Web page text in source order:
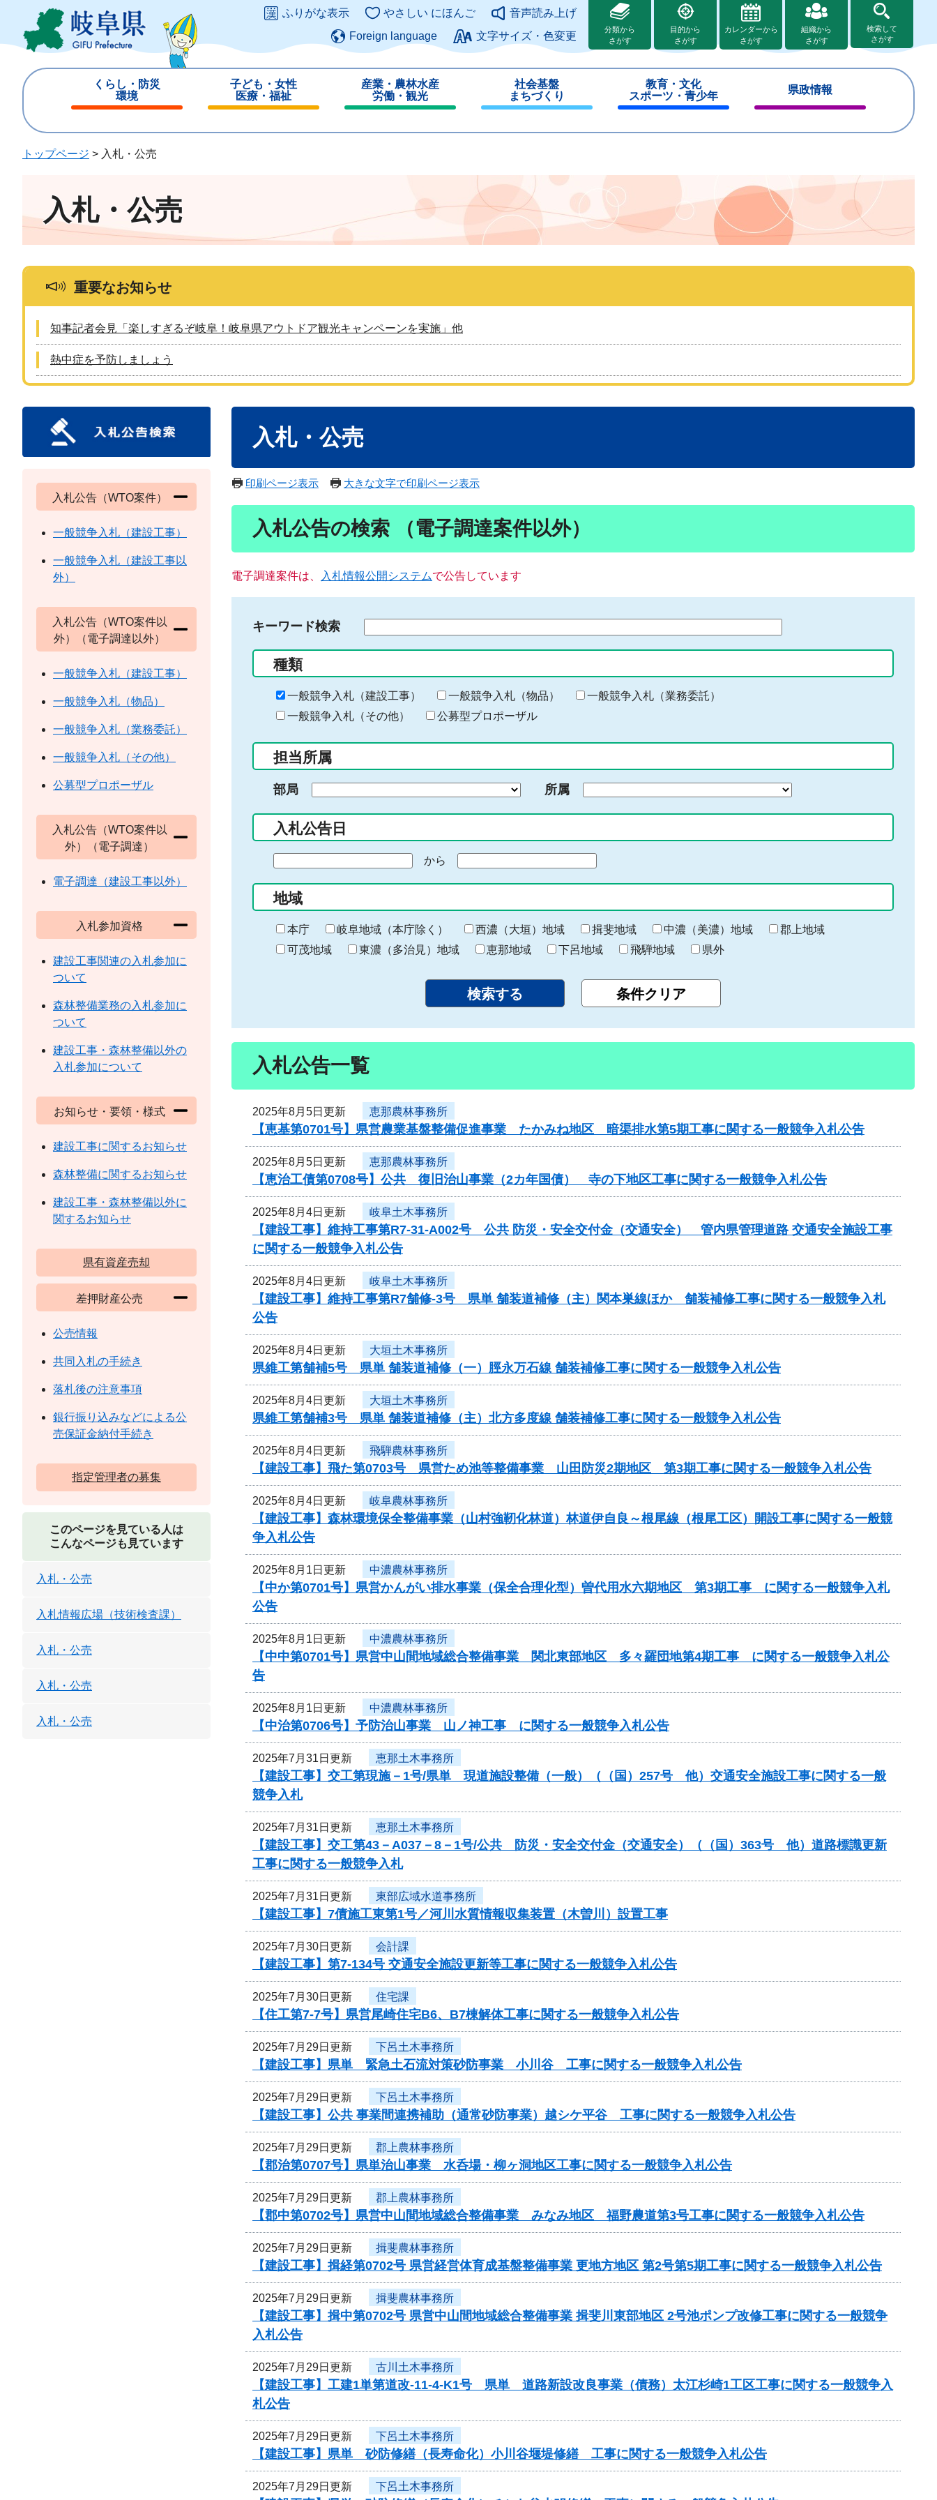
ジ
ュ
このページの本文へ
ふりがな表示 やさしい にほんご
音声読み上げ
Foreign language
文字サイズ・色変更
分類から
さがす
目的から
さがす
カレンダーから
さがす
組織から
さがす
検索して
さがす
くらし・防災
環境
じ
子ども・女性
医療・福祉
じ
産業・農林水産
労働・観光
じ
社会基盤
まちづくり
じ
教育・文化
スポーツ・青少年
じ
県政情報
じ
トップページ > 入札・公売
入札・公売
重要なお知らせ
知事記者会見「楽しすぎるぞ岐阜！岐阜県アウトドア観光キャンペーンを実施」他
熱中症を予防しましょう
入札・公売
印刷ページ表示 大きな文字で印刷ページ表示
入札公告の検索 （電子調達案件以外）
電子調達案件は、 入札情報公開システムで公告しています
キーワード検索
る
キ
ー
ー
入
力
種類
一般競争入札（建設工事） 一般競争入札（物品）
一般競争入札（業務委託）
一般競争入札（その他）
公募型プロポーザル
担当所属
部局 所属
入札公告日
の
始
ま
り
から
終
わ
り
地域
本庁 岐阜地域（本庁除く） 西濃（大垣）地域 揖斐地域 中濃（美濃）地域
郡上地域
可茂地域
東濃（多治見）地域 恵那地域 下呂地域 飛騨地域 県外
入札公告一覧
2025年8月5日更新 恵那農林事務所
【恵基第0701号】県営農業基盤整備促進事業 たかみね地区 暗渠排水第5期工事に関する一般競争入札公告
2025年8月5日更新 恵那農林事務所
【恵治工債第0708号】公共 復旧治山事業（2カ年国債） 寺の下地区工事に関する一般競争入札公告
2025年8月4日更新 岐阜土木事務所
【建設工事】維持工事第R7-31-A002号 公共 防災・安全交付金（交通安全） 管内県管理道路 交通安全施設工事
に関する一般競争入札公告
2025年8月4日更新 岐阜土木事務所
【建設工事】維持工事第R7舗修-3号 県単 舗装道補修（主）関本巣線ほか 舗装補修工事に関する一般競争入札
公告
2025年8月4日更新 大垣土木事務所
県維工第舗補5号 県単 舗装道補修（一）脛永万石線 舗装補修工事に関する一般競争入札公告
2025年8月4日更新 大垣土木事務所
県維工第舗補3号 県単 舗装道補修（主）北方多度線 舗装補修工事に関する一般競争入札公告
2025年8月4日更新 飛騨農林事務所
【建設工事】飛た第0703号 県営ため池等整備事業 山田防災2期地区 第3期工事に関する一般競争入札公告
2025年8月4日更新 岐阜農林事務所
【建設工事】森林環境保全整備事業（山村強靭化林道）林道伊自良～根尾線（根尾工区）開設工事に関する一般競
争入札公告
2025年8月1日更新 中濃農林事務所
【中か第0701号】県営かんがい排水事業（保全合理化型）曽代用水六期地区 第3期工事 に関する一般競争入札
公告
2025年8月1日更新 中濃農林事務所
【中中第0701号】県営中山間地域総合整備事業 関北東部地区 多々羅団地第4期工事 に関する一般競争入札公
告
2025年8月1日更新 中濃農林事務所
【中治第0706号】予防治山事業 山ノ神工事 に関する一般競争入札公告
2025年7月31日更新 恵那土木事務所
【建設工事】交工第現施－1号/県単 現道施設整備（一般）（（国）257号 他）交通安全施設工事に関する一般
競争入札
2025年7月31日更新 恵那土木事務所
【建設工事】交工第43－A037－8－1号/公共 防災・安全交付金（交通安全）（（国）363号 他）道路標識更新
工事に関する一般競争入札
2025年7月31日更新 東部広域水道事務所
【建設工事】7債施工東第1号／河川水質情報収集装置（木曽川）設置工事
2025年7月30日更新 会計課
【建設工事】第7-134号 交通安全施設更新等工事に関する一般競争入札公告
2025年7月30日更新 住宅課
【住工第7-7号】県営尾崎住宅B6、B7棟解体工事に関する一般競争入札公告
2025年7月29日更新 下呂土木事務所
【建設工事】県単 緊急土石流対策砂防事業 小川谷 工事に関する一般競争入札公告
2025年7月29日更新 下呂土木事務所
【建設工事】公共 事業間連携補助（通常砂防事業）越シケ平谷 工事に関する一般競争入札公告
2025年7月29日更新 郡上農林事務所
【郡治第0707号】県単治山事業 水呑場・柳ヶ洞地区工事に関する一般競争入札公告
2025年7月29日更新 郡上農林事務所
【郡中第0702号】県営中山間地域総合整備事業 みなみ地区 福野農道第3号工事に関する一般競争入札公告
2025年7月29日更新 揖斐農林事務所
【建設工事】揖経第0702号 県営経営体育成基盤整備事業 更地方地区 第2号第5期工事に関する一般競争入札公告
2025年7月29日更新 揖斐農林事務所
【建設工事】揖中第0702号 県営中山間地域総合整備事業 揖斐川東部地区 2号池ポンプ改修工事に関する一般競争
入札公告
2025年7月29日更新 古川土木事務所
【建設工事】工建1単第道改-11-4-K1号 県単 道路新設改良事業（債務）太江杉崎1工区工事に関する一般競争入
札公告
2025年7月29日更新 下呂土木事務所
【建設工事】県単 砂防修繕（長寿命化）小川谷堰堤修繕 工事に関する一般競争入札公告
2025年7月29日更新 下呂土木事務所
入札公告（WTO案件）
一般競争入札（建設工事）
一般競争入札（建設工事以
外）
入札公告（WTO案件以
外）（電子調達以外）
一般競争入札（建設工事）
一般競争入札（物品）
一般競争入札（業務委託）
一般競争入札（その他）
公募型プロポーザル
入札公告（WTO案件以
外）（電子調達）
電子調達（建設工事以外）
入札参加資格
建設工事関連の入札参加に
ついて
森林整備業務の入札参加に
ついて
建設工事・森林整備以外の
入札参加について
お知らせ・要領・様式
建設工事に関するお知らせ
森林整備に関するお知らせ
建設工事・森林整備以外に
関するお知らせ
県有資産売却
差押財産公売
公売情報
共同入札の手続き
落札後の注意事項
銀行振り込みなどによる公
売保証金納付手続き
指定管理者の募集
このページを見ている人は
こんなページも見ています
入札・公売
入札情報広場（技術検査課）
入札・公売
入札・公売
入札・公売